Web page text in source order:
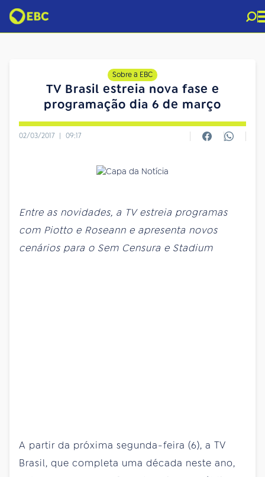
Sobre a EBC
TV Brasil estreia nova fase e
programação dia 6 de março
02/03/2017 | 09:17
Entre as novidades, a TV estreia programas
com Piotto e Roseann e apresenta novos
cenários para o Sem Censura e Stadium
A partir da próxima segunda-feira (6), a TV
Brasil, que completa uma década neste ano,